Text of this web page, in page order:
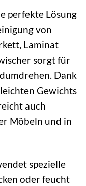
perfekte Lösung
von
Laminat
sorgt für
Dank
Gewichts
auch
Möbeln und in
spezielle
oder feucht